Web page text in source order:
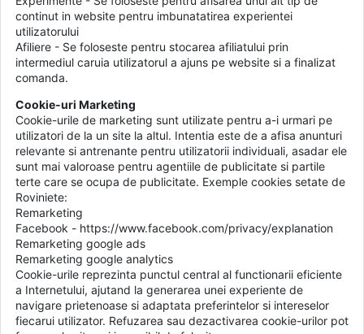
continut in website pentru imbunatatirea experientei
utilizatorului
Afiliere - Se foloseste pentru stocarea afiliatului prin
intermediul caruia utilizatorul a ajuns pe website si a finalizat
comanda.
Cookie-uri Marketing
Cookie-urile de marketing sunt utilizate pentru a-i urmari pe
utilizatori de la un site la altul. Intentia este de a afisa anunturi
relevante si antrenante pentru utilizatorii individuali, asadar ele
sunt mai valoroase pentru agentiile de publicitate si partile
terte care se ocupa de publicitate. Exemple cookies setate de
Roviniete:
Remarketing
Facebook - https://www.facebook.com/privacy/explanation
Remarketing google ads
Remarketing google analytics
Cookie-urile reprezinta punctul central al functionarii eficiente
a Internetului, ajutand la generarea unei experiente de
navigare prietenoase si adaptata preferintelor si intereselor
fiecarui utilizator. Refuzarea sau dezactivarea cookie-urilor pot